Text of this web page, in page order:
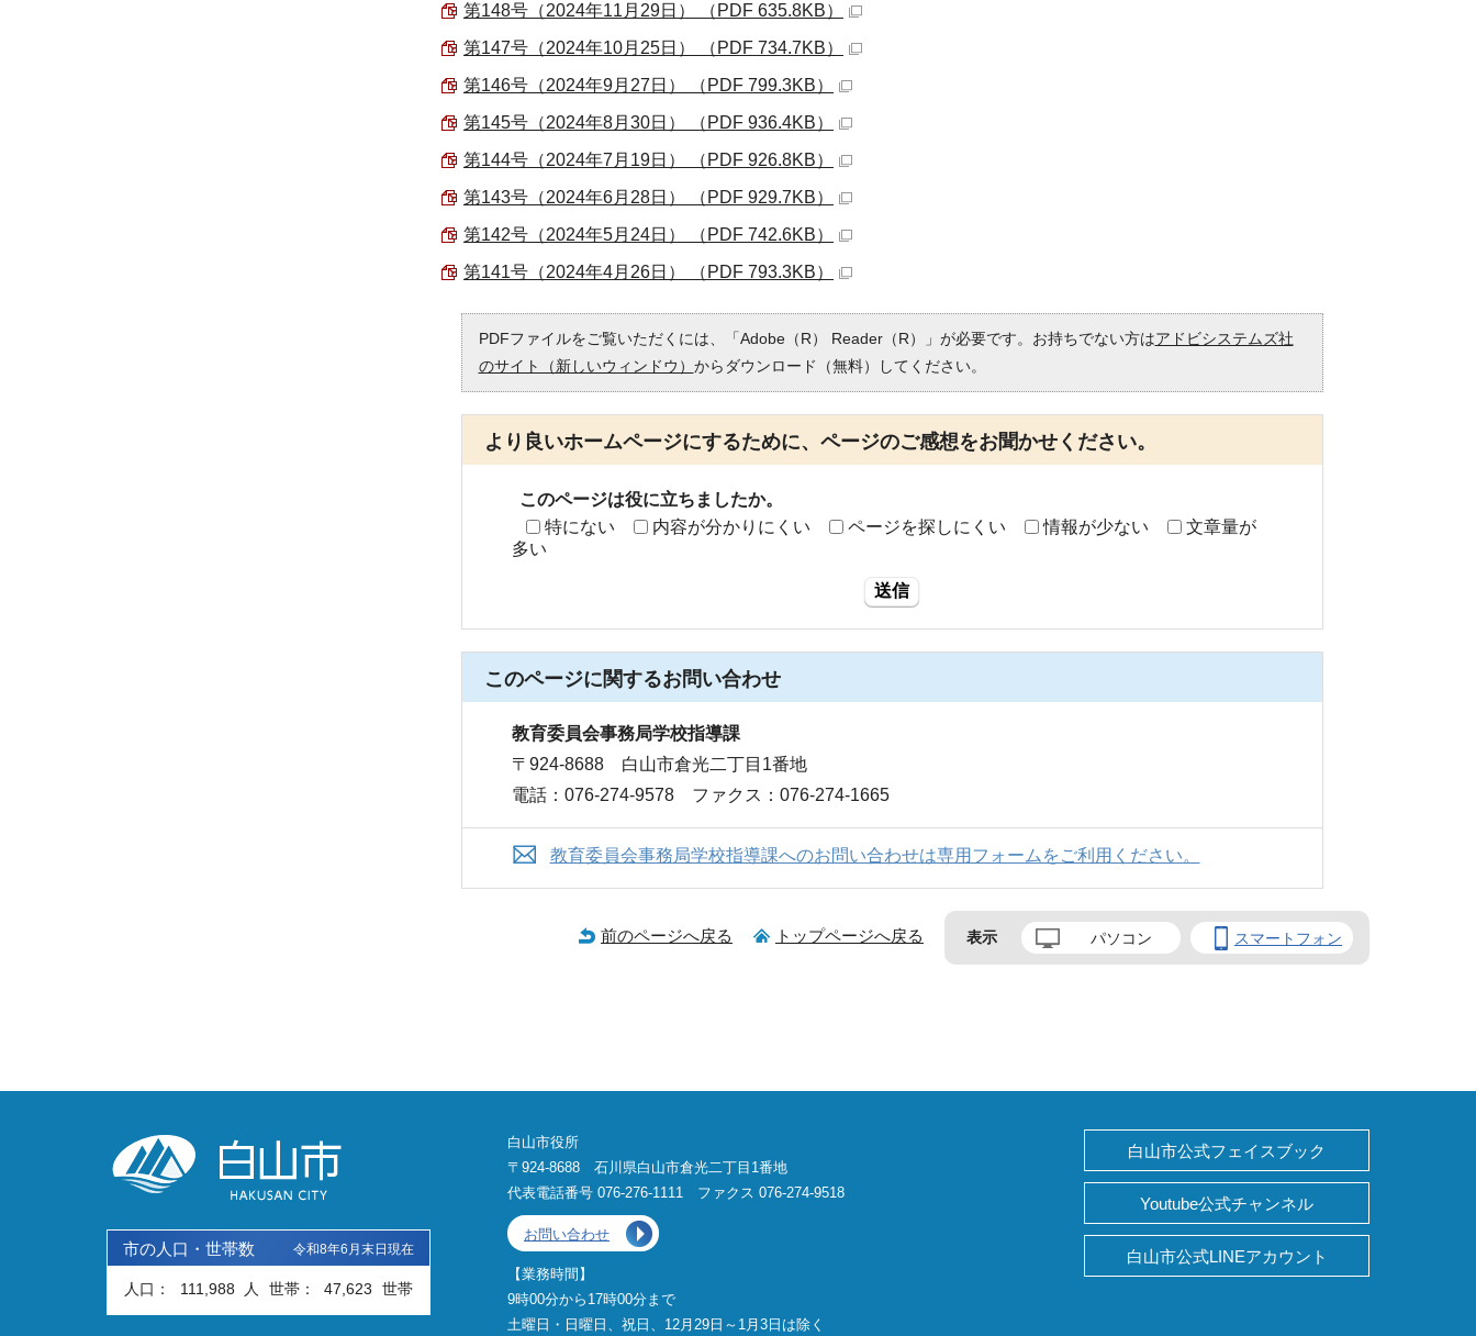
第148号（2024年11月29日） （PDF 635.8KB）
第147号（2024年10月25日） （PDF 734.7KB）
第146号（2024年9月27日） （PDF 799.3KB）
第145号（2024年8月30日） （PDF 936.4KB）
第144号（2024年7月19日） （PDF 926.8KB）
第143号（2024年6月28日） （PDF 929.7KB）
第142号（2024年5月24日） （PDF 742.6KB）
第141号（2024年4月26日） （PDF 793.3KB）
PDFファイルをご覧いただくには、「Adobe（R） Reader（R）」が必要です。お持ちでない方はアドビシステムズ社
のサイト（新しいウィンドウ） からダウンロード（無料）してください。
より良いホームページにするために、ページのご感想をお聞かせください。
このページは役に立ちましたか。
特にない
内容が分かりにくい ページを探しにくい 情報が少ない
文章量が
多い
送信
このページに関するお問い合わせ
教育委員会事務局学校指導課
〒924-8688 白山市倉光二丁目1番地
電話：076-274-9578 ファクス：076-274-1665
教育委員会事務局学校指導課へのお問い合わせは専用フォームをご利用ください。
前のページへ戻る トップページへ戻る 表示 パソコン スマートフォン
市の人口・世帯数 令和8年6月末日現在
人口： 111,988 人 世帯： 47,623 世帯
白山市役所
〒924-8688 石川県白山市倉光二丁目1番地
代表電話番号 076-276-1111 ファクス 076-274-9518
お問い合わせ
【業務時間】
9時00分から17時00分まで
土曜日・日曜日、祝日、12月29日～1月3日は除く
白山市公式フェイスブック
Youtube公式チャンネル
白山市公式LINEアカウント